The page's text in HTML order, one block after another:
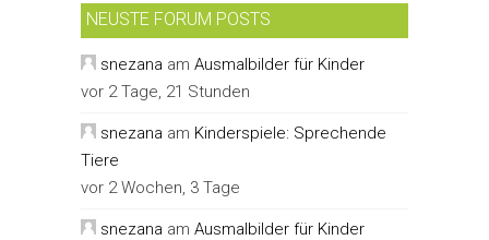
NEUSTE FORUM POSTS
snezana am Ausmalbilder für Kinder
vor 2 Tage, 21 Stunden
snezana am Kinderspiele: Sprechende
Tiere
vor 2 Wochen, 3 Tage
snezana am Ausmalbilder für Kinder